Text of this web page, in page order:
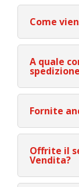
Come
A quale
Fornite
Offrite il
Vendita?